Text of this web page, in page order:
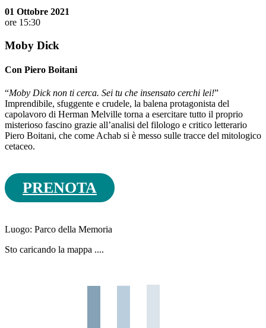
01 Ottobre 2021
ore 15:30
Moby Dick
Con Piero Boitani
“Moby Dick non ti cerca. Sei tu che insensato cerchi lei!”
Imprendibile, sfuggente e crudele, la balena protagonista del
capolavoro di Herman Melville torna a esercitare tutto il proprio
misterioso fascino grazie all’analisi del filologo e critico letterario
Piero Boitani, che come Achab si è messo sulle tracce del mitologico
cetaceo.
PRENOTA
Luogo: Parco della Memoria
Sto caricando la mappa ....